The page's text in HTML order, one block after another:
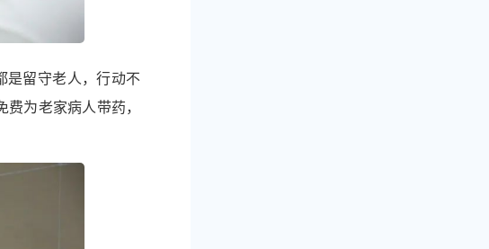
是留守老人，行动不
为老家病人带药，